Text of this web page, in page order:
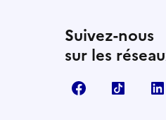
Suivez-nous
sur les
FacebookTikTok